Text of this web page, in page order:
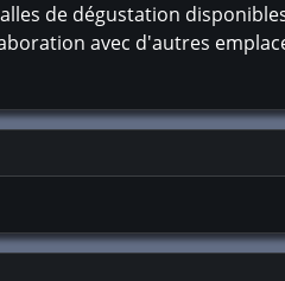
de dégustation
avec d'autres